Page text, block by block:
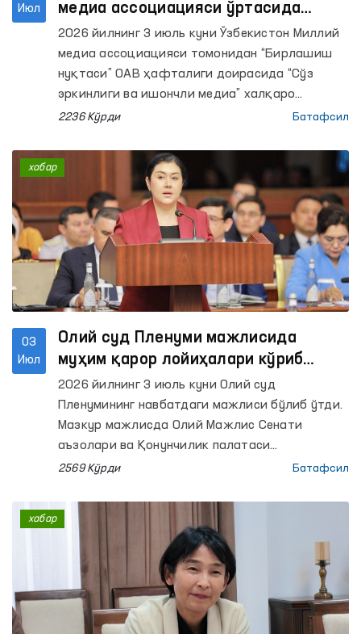
Июл
медиа ассоциацияси ўртасида
ҳамкорлик меморандуми имзоланди
2026 йилнинг 3 июль куни Ўзбекистон Миллий
медиа ассоциацияси томонидан “Бирлашиш
нуқтаси” ОАВ ҳафталиги доирасида “Сўз
эркинлиги ва ишончли медиа” халқаро
конференцияси ўтказилди.
2236 Кўрди Батафсил
03
Июл
Олий суд Пленуми мажлисида
муҳим қарор лойиҳалари кўриб
чиқилди
2026 йилнинг 3 июль куни Олий суд
Пленумининг навбатдаги мажлиси бўлиб ўтди.
Мазкур мажлисда Олий Мажлис Сенати
аъзолари ва Қонунчилик палатаси
депутатлари, Олий Мажлиснинг Инсон
Мажлиснинг Бола ҳуқуқлари бўйича вакили
(Болалар омбудсмани), Олий суд ва қуйи
судларнинг судьялари, Бош прокурор,
Конституциявий суд, Судьялар олий кенгаши,
Оила ва хотин-қизлар қўмитаси, Судьялар
ассоциацияси ва Адвокатлар палатаси
раислари, манфаатдор вазирлик ва идоралар
2569 Кўрди Батафсил
хабар
хабар